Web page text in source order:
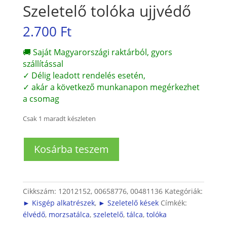
Szeletelő tolóka ujjvédő
2.700 Ft
🚚 Saját Magyarországi raktárból, gyors
szállítással
✓ Délig leadott rendelés esetén,
✓ akár a következő munkanapon megérkezhet
a csomag
Csak 1 maradt készleten
tolókaKosárba teszem
Cikkszám: 12012152, 00658776, 00481136 Kategóriák:
► Kisgép alkatrészek, ► Szeletelő kések Címkék:
élvédő, morzsatálca, szeletelő, tálca, tolóka